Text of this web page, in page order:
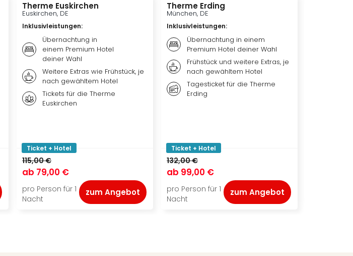
Therme Euskirchen
Euskirchen, DE
Inklusivleistungen:
Übernachtung in
einem Premium Hotel
deiner Wahl
Weitere Extras wie Frühstück, je
nach gewähltem Hotel
Tickets für die Therme
Euskirchen
Ticket + Hotel
115,00 €
ab 79,00 €
pro Person für 1
Nacht
zum Angebot
Therme Erding
München, DE
Inklusivleistungen:
Übernachtung in einem
Premium Hotel deiner Wahl
Frühstück und weitere Extras, je
nach gewähltem Hotel
Tagesticket für die Therme
Erding
Ticket + Hotel
132,00 €
ab 99,00 €
pro Person für 1
Nacht
zum Angebot